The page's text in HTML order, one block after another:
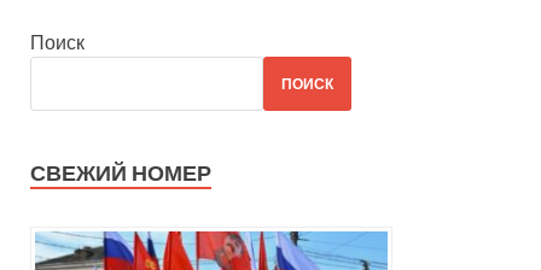
Поиск
ПОИСК
СВЕЖИЙ НОМЕР